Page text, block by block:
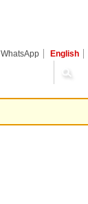
WhatsApp English